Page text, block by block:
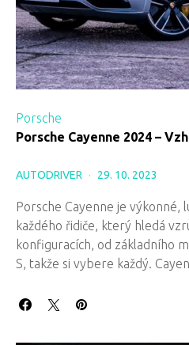
Porsche
Porsche Cayenne 2024 –
AUTODRIVER 29. 10. 2023
Porsche Cayenne je výkonné,
každého řidiče, který hledá
konfiguracích, od základního
S, takže si vybere každý.